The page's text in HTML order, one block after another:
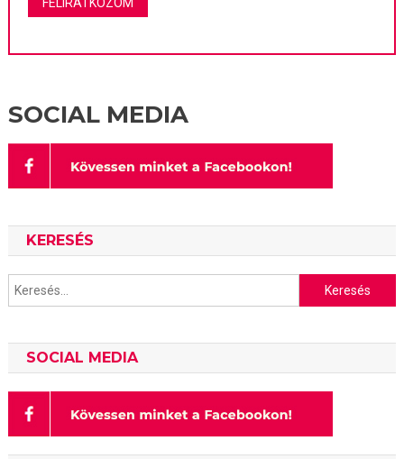
SOCIAL MEDIA
KERESÉS
Keresés:
SOCIAL MEDIA